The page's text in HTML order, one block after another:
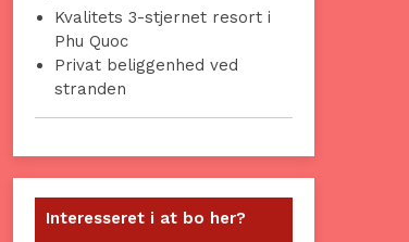
Kvalitets 3-stjernet resort i
Phu Quoc
Privat beliggenhed ved
stranden
Interesseret i at bo her?